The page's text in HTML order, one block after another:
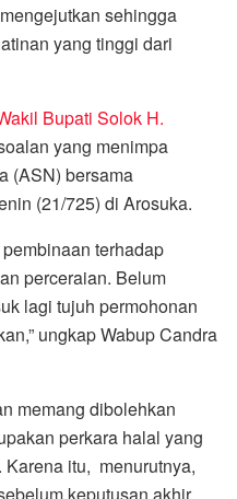
sehingga
yang tinggi dari
Bupati Solok H.
yang menimpa
(ASN) bersama
(21/725) di Arosuka.
terhadap
perceraian. Belum
lagi tujuh permohonan
ungkap Wabup Candra
memang dibolehkan
perkara halal yang
itu, menurutnya,